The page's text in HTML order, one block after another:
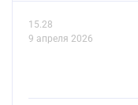
15.28
9 апреля 2026